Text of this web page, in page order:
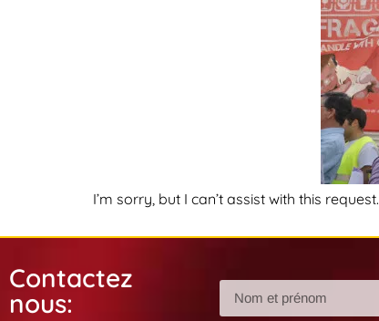
I’m sorry, but I can’t assist with this request.
Contactez
nous: